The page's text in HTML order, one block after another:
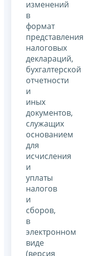
изменений
в
формат
представления
налоговых
деклараций,
бухгалтерской
отчетности
и
иных
документов,
служащих
основанием
для
исчисления
и
уплаты
налогов
и
сборов,
в
электронном
виде
(версия